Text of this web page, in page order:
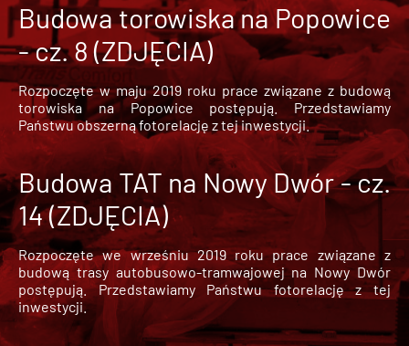
Budowa torowiska na Popowice
- cz. 8 (ZDJĘCIA)
Rozpoczęte w maju 2019 roku prace związane z budową
torowiska na Popowice
postępują. Przedstawiamy
Państwu obszerną fotorelację z tej inwestycji.
Budowa TAT na Nowy Dwór - cz.
14 (ZDJĘCIA)
Rozpoczęte we wrześniu 2019 roku prace związane z
budową trasy autobusowo-tramwajowej na Nowy Dwór
postępują. Przedstawiamy Państwu fotorelację z tej
inwestycji.